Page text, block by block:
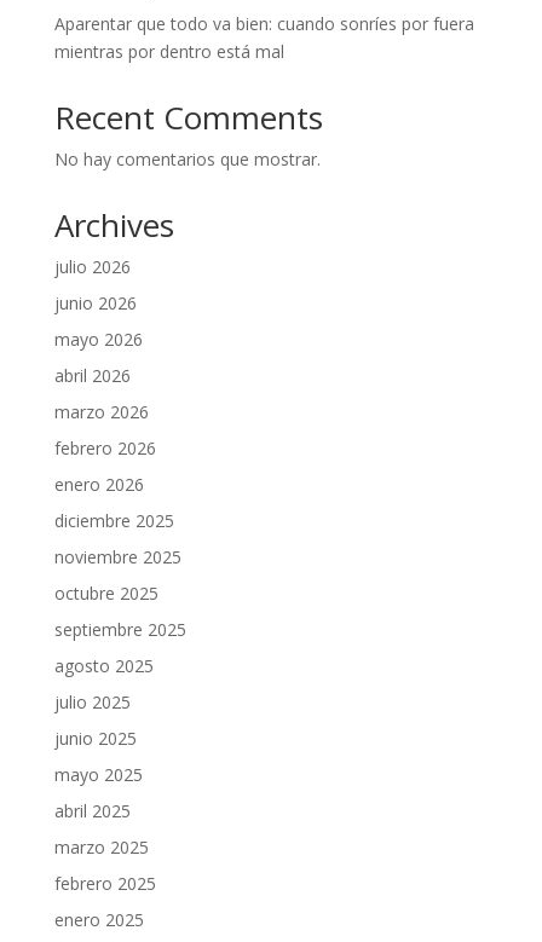
Aparentar que todo va bien: cuando sonríes por fuera
mientras por dentro está mal
Recent Comments
No hay comentarios que mostrar.
Archives
julio 2026
junio 2026
mayo 2026
abril 2026
marzo 2026
febrero 2026
enero 2026
diciembre 2025
noviembre 2025
octubre 2025
septiembre 2025
agosto 2025
julio 2025
junio 2025
mayo 2025
abril 2025
marzo 2025
febrero 2025
enero 2025